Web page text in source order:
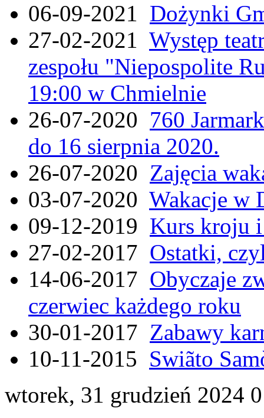
06-09-2021 Dożynki
27-02-2021 Występ
zespołu "Niepospolite
19:00 w Chmielnie
26-07-2020 760
do 16 sierpnia 2020.
26-07-2020 Zajęcia
03-07-2020 Wakacje w
09-12-2019 Kurs kroju i
27-02-2017 Ostatki,
14-06-2017 Obyczaje
czerwiec każdego roku
30-01-2017 Zabawy
10-11-2015 Swiãto
wtorek, 31 grudzień 2024